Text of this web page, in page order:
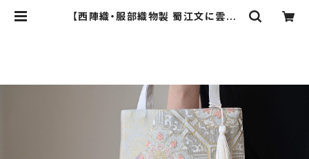
【西陣織・服部織物製 蜀江文に雲取
のためのシルク帯のクラッチバック、
ハンドバック